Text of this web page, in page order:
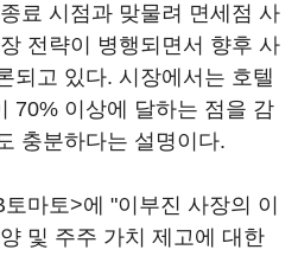
료 시점과 맞물려 면세점 사
전략이 병행되면서 향후 사
되고 있다. 시장에서는 호텔
70% 이상에 달하는 점을 감
충분하다는 설명이다.
마토>에 "이부진 사장의 이
및 주주 가치 제고에 대한